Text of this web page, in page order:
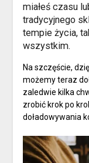
miałeś czasu
tradycyjnego
tempie życia,
wszystkim.
Na szczęście,
możemy teraz
zaledwie kilka
zrobić krok po
doładowywania